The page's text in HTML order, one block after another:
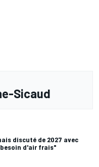
Sicaud
discuté de 2027 avec
d'air frais"